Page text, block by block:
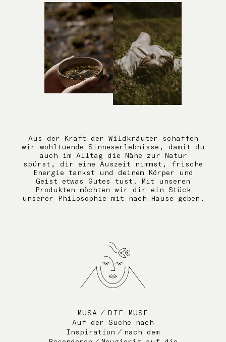
Aus der Kraft der Wildkräuter schaffen
wir wohltuende Sinneserlebnisse, damit du
auch im Alltag die Nähe zur Natur
spürst, dir eine Auszeit nimmst, frische
Energie tankst und deinem Körper und
Geist etwas Gutes tust. Mit unseren
Produkten möchten wir dir ein Stück
unserer Philosophie mit nach Hause geben.
MUSA ⁄ DIE MUSE
Auf der Suche nach
Inspiration ⁄ nach dem